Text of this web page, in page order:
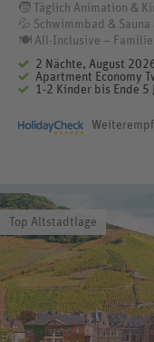
🧒 Täglich Animation &
💦 Schwimmbad &
🍽️ All-Inclusive –
2 Nächte, August
Apartment Economy
1-2 Kinder bis Ende 5
Top Altstadtlage